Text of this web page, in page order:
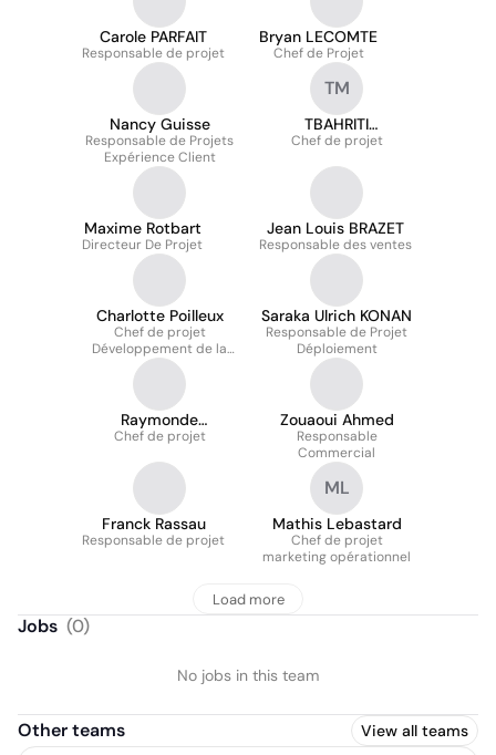
Carole PARFAIT
Responsable de projet
Bryan LECOMTE
Chef de Projet
Nancy Guisse
Responsable de Projets
Expérience Client
TM
TBAHRITI
Mohammed
Chef de projet
Maxime Rotbart
Directeur De Projet
Jean Louis BRAZET
Responsable des ventes
Charlotte Poilleux
Chef de projet
Développement de la
Relation Client
Saraka Ulrich KONAN
Responsable de Projet
Déploiement
Raymonde
Jaumouillé
Chef de projet
Zouaoui Ahmed
Responsable
Commercial
Franck Rassau
Responsable de projet
ML
Mathis Lebastard
Chef de projet
marketing opérationnel
Load more
Jobs (0)
No jobs in this team
Other teams View all teams